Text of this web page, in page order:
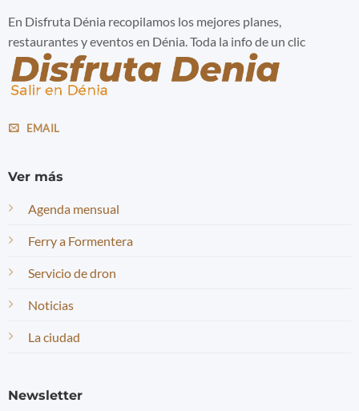
En Disfruta Dénia recopilamos los mejores planes,
restaurantes y eventos en Dénia. Toda la info de un clic
EMAIL
Ver más
Agenda mensual
Ferry a Formentera
Servicio de dron
Noticias
La ciudad
Newsletter